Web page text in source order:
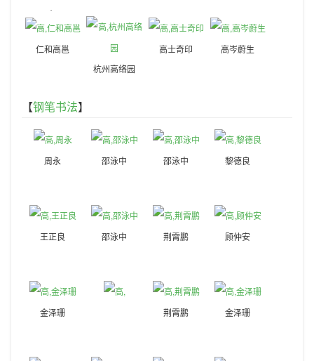
急
仁和高邕
杭州高络园
高士奇印 高岑蔚生
【钢笔书法】
周永 邵泳中 邵泳中 黎德良
王正良 邵泳中 荆霄鹏 顾仲安
金泽珊 荆霄鹏 金泽珊